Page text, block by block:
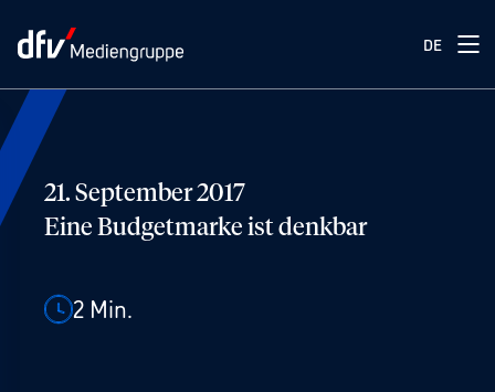
DE
21. September 2017
Eine Budgetmarke ist denkbar
2 Min.